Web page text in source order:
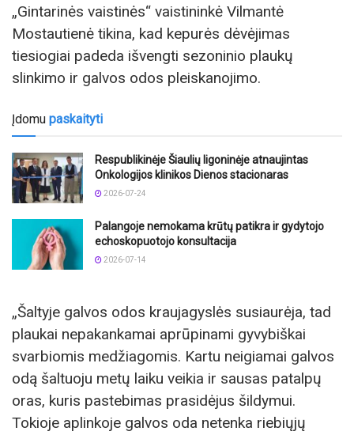
„Gintarinės vaistinės“ vaistininkė Vilmantė
Mostautienė tikina, kad kepurės dėvėjimas
tiesiogiai padeda išvengti sezoninio plaukų
slinkimo ir galvos odos pleiskanojimo.
Įdomu paskaityti
Respublikinėje Šiaulių ligoninėje atnaujintas
Onkologijos klinikos Dienos stacionaras
2026-07-24
Palangoje nemokama krūtų patikra ir gydytojo
echoskopuotojo konsultacija
2026-07-14
„Šaltyje galvos odos kraujagyslės susiaurėja, tad
plaukai nepakankamai aprūpinami gyvybiškai
svarbiomis medžiagomis. Kartu neigiamai galvos
odą šaltuoju metų laiku veikia ir sausas patalpų
oras, kuris pastebimas prasidėjus šildymui.
Tokioje aplinkoje galvos oda netenka riebiųjų